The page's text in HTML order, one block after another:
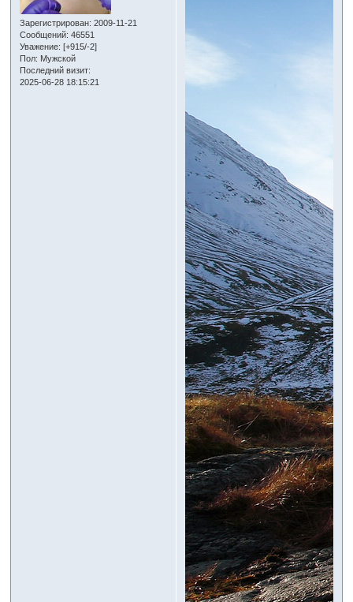
Зарегистрирован: 2009-11-21
Сообщений: 46551
Уважение: [+915/-2]
Пол: Мужской
Последний визит:
2025-06-28 18:15:21